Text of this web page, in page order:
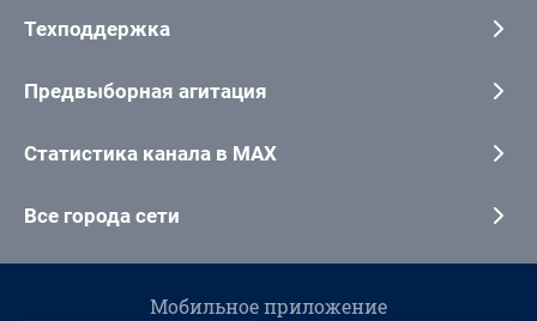
Техподдержка
Предвыборная агитация
Статистика канала в MAX
Все города сети
Мобильное приложение